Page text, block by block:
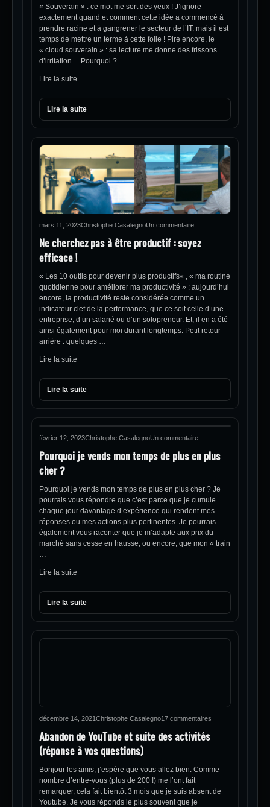
« Souverain » : ce mot me sort des yeux ! J’ignore
exactement quand et comment cette idée a commencé à
prendre racine et à gangrener le secteur de l’IT, mais il est
temps de mettre un terme à cette folie ! Pire encore, le
« cloud souverain » : sa lecture me donne des frissons
d’irritation… Pourquoi ? …
Lire la suite
Lire la suite
mars 11, 2023Christophe CasalegnoUn commentaire
Ne cherchez pas à être productif : soyez
efficace !
« Les 10 outils pour devenir plus productifs« , « ma routine
quotidienne pour améliorer ma productivité » : aujourd’hui
encore, la productivité reste considérée comme un
indicateur clef de la performance, que ce soit celle d’une
entreprise, d’un salarié ou d’un solopreneur. Et, il en a été
ainsi également pour moi durant longtemps. Petit retour
arrière : quelques …
Lire la suite
Lire la suite
février 12, 2023Christophe CasalegnoUn commentaire
Pourquoi je vends mon temps de plus en plus
cher ?
Pourquoi je vends mon temps de plus en plus cher ? Je
pourrais vous répondre que c’est parce que je cumule
chaque jour davantage d’expérience qui rendent mes
réponses ou mes actions plus pertinentes. Je pourrais
également vous raconter que je m’adapte aux prix du
marché sans cesse en hausse, ou encore, que mon « train
Lire la suite
Lire la suite
décembre 14, 2021Christophe Casalegno17 commentaires
Abandon de YouTube et suite des activités
(réponse à vos questions)
Bonjour les amis, j’espère que vous allez bien. Comme
nombre d’entre-vous (plus de 200 !) me l’ont fait
remarquer, cela fait bientôt 3 mois que je suis absent de
Youtube. Je vous réponds le plus souvent que je